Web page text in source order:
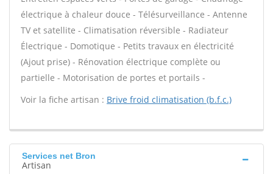
électrique à chaleur douce - Télésurveillance - Antenne
TV et satellite - Climatisation réversible - Radiateur
Électrique - Domotique - Petits travaux en électricité
(Ajout prise) - Rénovation électrique complète ou
partielle - Motorisation de portes et portails -
Voir la fiche artisan : Brive froid climatisation (b.f.c.)
Services net Bron
Artisan